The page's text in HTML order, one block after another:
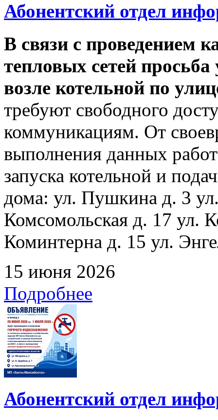
Абонентский отдел
В связи с проведением
тепловых сетей
возле котельной по
требуют свободного
коммуникациям. От
выполнения данных
запуска котельной и
дома: ул. Пушкина д. 3
Комсомольская д. 17 ул.
Коминтерна д. 15 ул.
15 июня 2026
Подробнее
Абонентский отдел